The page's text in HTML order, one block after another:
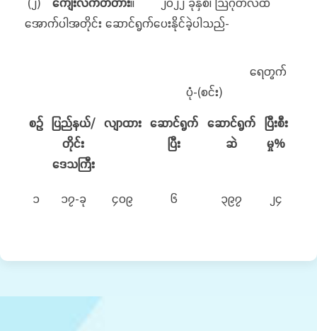
အောက်ပါအတိုင်း ဆောင်ရွက်ပေးနိုင်ခဲ့ပါသည်-
ရေတွက်
ပုံ-(စင်း)
စဉ် ပြည်နယ်/
တိုင်း
ဒေသကြီး
လျာထား ဆောင်ရွက်
ပြီး
ဆောင်ရွက်
ဆဲ
ပြီးစီး
မှု%
၁ ၁၇-ခု ၄၀၉ ၆ ၃၉၇ ၂၄